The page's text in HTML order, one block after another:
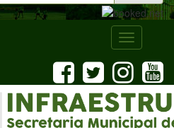
Menu
Mobile